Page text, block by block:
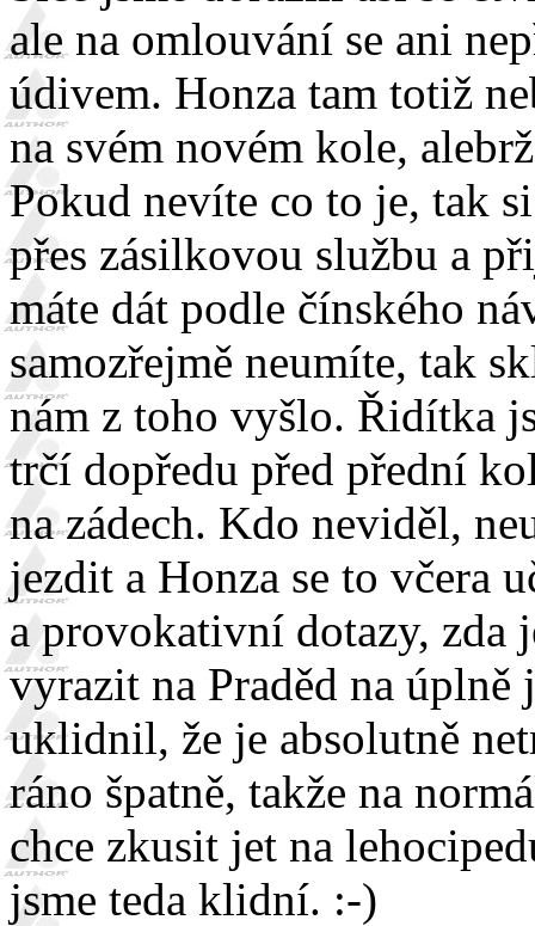
ale na omlouvání se ani
údivem. Honza tam totiž
na svém novém kole,
Pokud nevíte co to je, tak
přes zásilkovou službu a
máte dát podle čínského
samozřejmě neumíte, tak
nám z toho vyšlo. Řidítka
trčí dopředu před přední
na zádech. Kdo neviděl,
jezdit a Honza se to včera
a provokativní dotazy, zda
vyrazit na Praděd na
uklidnil, že je absolutně
ráno špatně, takže na
chce zkusit jet na
jsme teda klidní. :-)